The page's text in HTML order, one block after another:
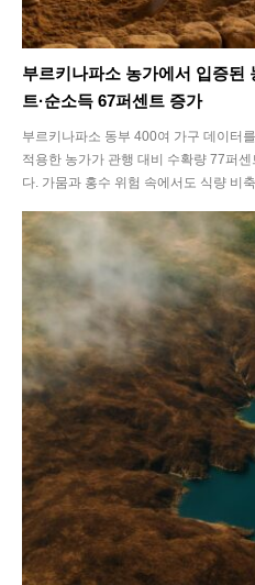
부르키나파소 농가에서 입증된
트·순소득 67퍼센트 증가
부르키나파소 동부 400여 가구 데이터
적용한 농가가 관행 대비 수확량 77퍼
다. 가뭄과 홍수 위험 속에서도 식량 비